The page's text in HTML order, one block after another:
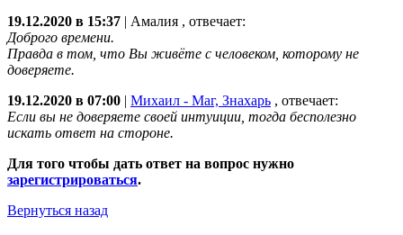
19.12.2020 в 15:37
Амалия , отвечает:
Доброго времени.
Правда в том, что Вы живёте с человеком, которому не
доверяете.
19.12.2020 в 07:00
Михаил - Маг, Знахарь , отвечает:
Если вы не доверяете своей интуиции, тогда бесполезно
искать ответ на стороне.
Для того чтобы дать ответ на вопрос нужно
зарегистрироваться.
Вернуться назад